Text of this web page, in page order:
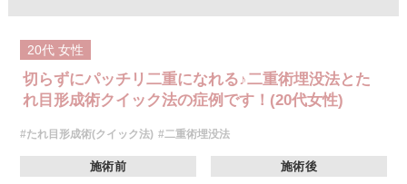
20代 女性
切らずにパッチリ二重になれる♪二重術埋没法とた
れ目形成術クイック法の症例です！(20代女性)
#たれ目形成術(クイック法) #二重術埋没法
施術前 施術後